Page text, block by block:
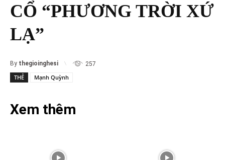
CỔ “PHƯƠNG TRỜI XỨ
LẠ”
By thegioinghesi 257
THẺ Mạnh Quỳnh
Xem thêm